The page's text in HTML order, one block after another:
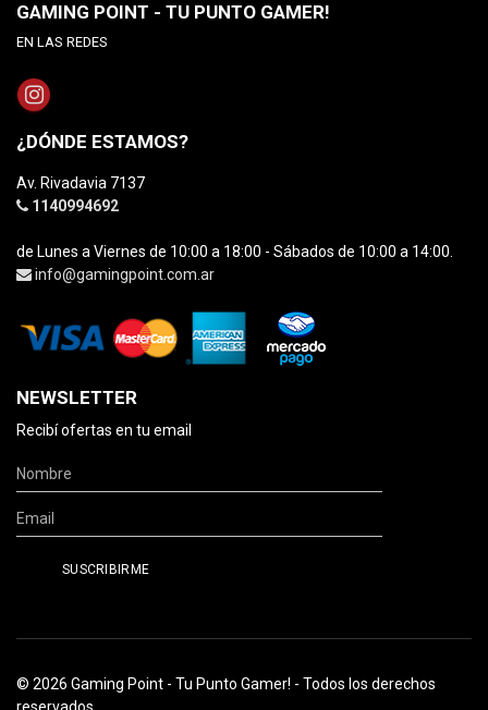
GAMING POINT - TU PUNTO GAMER!
EN LAS REDES
¿DÓNDE ESTAMOS?
Av. Rivadavia 7137
1140994692
de Lunes a Viernes de 10:00 a 18:00 - Sábados de 10:00 a 14:00.
info@gamingpoint.com.ar
NEWSLETTER
Recibí ofertas en tu email
© 2026 Gaming Point - Tu Punto Gamer! - Todos los derechos